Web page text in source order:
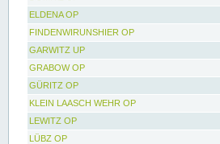
ELDENA OP
FINDENWIRUNSHIER OP
GARWITZ UP
GRABOW OP
GÜRITZ OP
KLEIN LAASCH WEHR OP
LEWITZ OP
LÜBZ OP